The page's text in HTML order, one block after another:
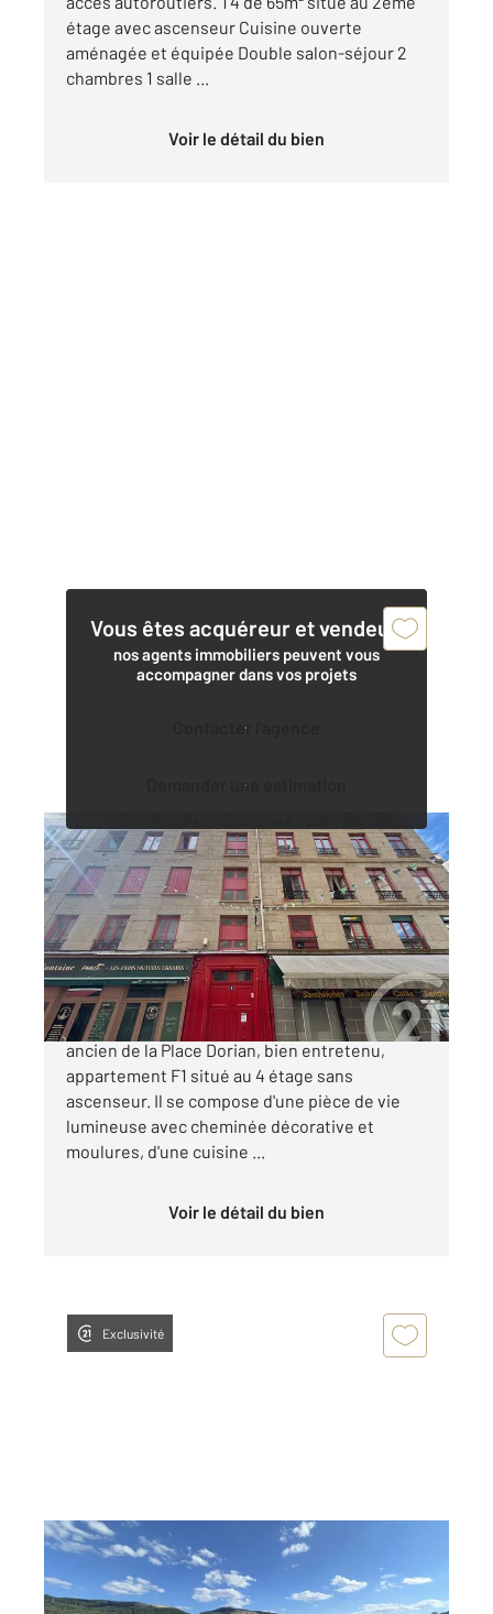
étage avec ascenseur Cuisine ouverte
aménagée et équipée Double salon-séjour 2
chambres 1 salle ...
Voir le détail du bien
Vous êtes acquéreur et vendeur,
nos agents immobiliers peuvent vous
accompagner dans vos projets
Contacter l'agence
Demander une estimation
ST ETIENNE 42
31,85 m , 2 pièces
Ref : 3543
Appartement à vendre
45 000 €
**PLACE DORIAN** Au sein d'un bel immeuble
ancien de la Place Dorian, bien entretenu,
appartement F1 situé au 4 étage sans
ascenseur. Il se compose d'une pièce de vie
lumineuse avec cheminée décorative et
moulures, d'une cuisine ...
Voir le détail du bien
Exclusivité
ST ETIENNE 42
, 4 pièces
Ref : 3203